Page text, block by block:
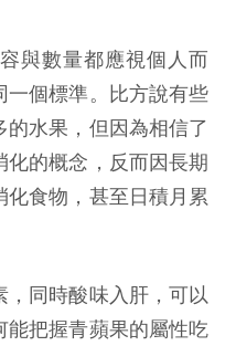
數量都應視個人而
個標準。比方說有些
的水果，但因為相信了
的概念，反而因長期
食物，甚至日積月累
同時酸味入肝，可以
把握青蘋果的屬性吃